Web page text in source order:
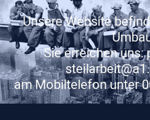
Unsere Website
Sie erreichen uns:
am Mobiltelefon unter